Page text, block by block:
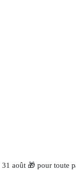
août 🎁 pour toute